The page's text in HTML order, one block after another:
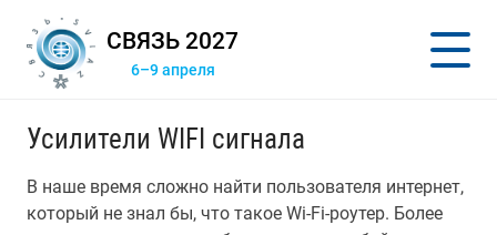
СВЯЗЬ 2027
6–9 апреля
Усилители WIFI сигнала
В наше время сложно найти пользователя интернет,
который не знал бы, что такое Wi-Fi-роутер. Более